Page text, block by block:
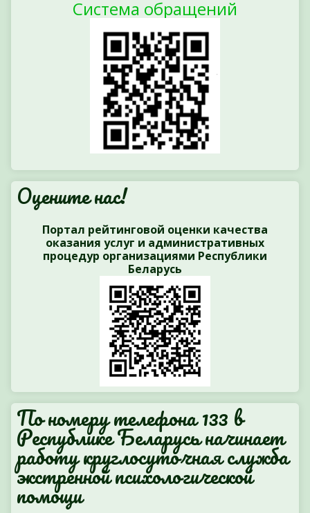
Система обращений
Оцените нас!
Портал рейтинговой оценки качества
оказания услуг и административных
процедур организациями Республики
Беларусь
По номеру телефона 133 в
Республике Беларусь начинает
работу круглосуточная служба
экстренной психологической
помощи